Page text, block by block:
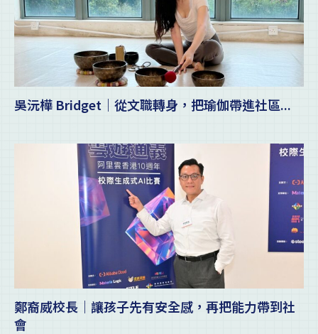
吳沅樺 Bridget｜從文職轉身，把瑜伽帶進社區...
鄭裔威校長｜讓孩子先有安全感，再把能力帶到社
會